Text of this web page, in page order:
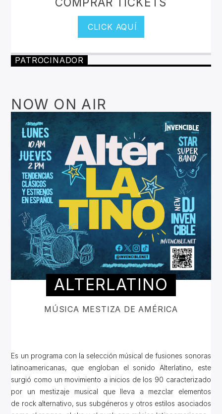
CLICK AQUÍ
PATROCINADOR
NOW ON AIR
ALTERLATINO
MÚSICA MESTIZA DE AMÉRICA
Es un programa con la selección músical de fusiones sonoras
latinoamericanas, que engloban el sonido Alterlatino, este
surgió como un movimiento a inicios de los 90 caracterizado
por un mestizaje musical que lleva a mezclar elementos
de rock alternativo, sus subgéneros y otros estilos asociados